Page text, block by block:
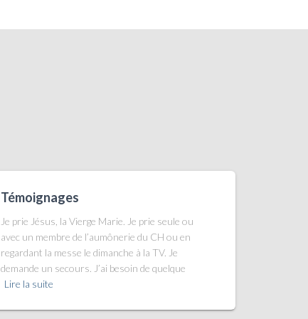
Témoignages
Je prie Jésus, la Vierge Marie. Je prie seule ou
avec un membre de l’aumônerie du CH ou en
regardant la messe le dimanche à la TV. Je
demande un secours. J’ai besoin de quelque
Lire la suite